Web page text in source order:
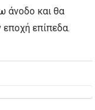
άνοδο και θα
επίπεδα.